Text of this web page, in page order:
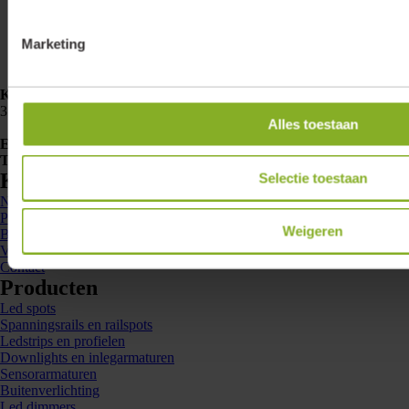
Marketing
Alles toestaan
Selectie toestaan
Weigeren
Klemko Techniek B.V.
3763 LB Soest
E-mailadres info@lumiko.nl
Telefoonnummer 088 - 002 33 00
Kennis en inspiratie
Nieuws
Projecten
Brochures
Veelgestelde vragen
Contact
Producten
Led spots
Spanningsrails en railspots
Ledstrips en profielen
Downlights en inlegarmaturen
Sensorarmaturen
Buitenverlichting